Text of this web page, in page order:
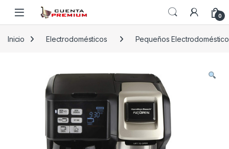
Skip to navigation
Skip to content
0
Inicio Electrodomésticos Pequeños